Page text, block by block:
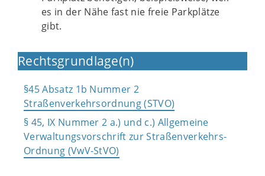
es in der Nähe fast nie freie Parkplätze
gibt.
Rechtsgrundlage(n)
§45 Absatz 1b Nummer 2
Straßenverkehrsordnung (STVO)
§ 45, IX Nummer 2 a.) und c.) Allgemeine
Verwaltungsvorschrift zur Straßenverkehrs-
Ordnung (VwV-StVO)